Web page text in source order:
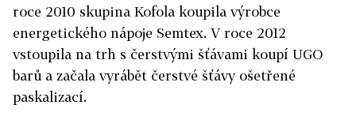
roce 2010 skupina Kofola koupila výrobce
energetického nápoje Semtex. V roce 2012
vstoupila na trh s čerstvými šťávami koupí UGO
barů a začala vyrábět čerstvé šťávy ošetřené
paskalizací.